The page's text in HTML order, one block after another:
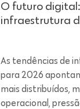
O futuro
infraestrutura
As tendências de
para 2026
mais distribuídos,
operacional,